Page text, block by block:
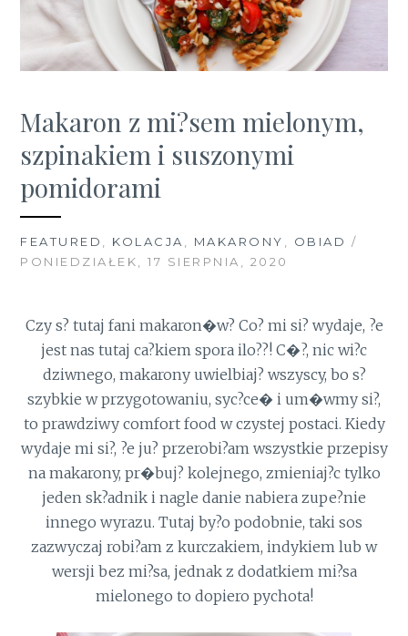
Makaron z mi?sem mielonym,
szpinakiem i suszonymi
pomidorami
FEATURED , KOLACJA , MAKARONY , OBIAD /
PONIEDZIAŁEK, 17 SIERPNIA, 2020
Czy s? tutaj fani makaron�w? Co? mi si? wydaje, ?e
jest nas tutaj ca?kiem spora ilo??! C�?, nic wi?c
dziwnego, makarony uwielbiaj? wszyscy, bo s?
szybkie w przygotowaniu, syc?ce� i um�wmy si?,
to prawdziwy comfort food w czystej postaci. Kiedy
wydaje mi si?, ?e ju? przerobi?am wszystkie przepisy
na makarony, pr�buj? kolejnego, zmieniaj?c tylko
jeden sk?adnik i nagle danie nabiera zupe?nie
innego wyrazu. Tutaj by?o podobnie, taki sos
zazwyczaj robi?am z kurczakiem, indykiem lub w
wersji bez mi?sa, jednak z dodatkiem mi?sa
mielonego to dopiero pychota!